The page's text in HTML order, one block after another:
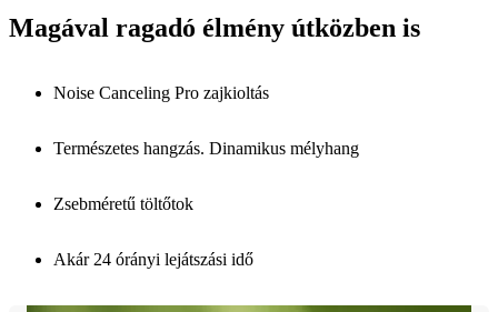
Magával ragadó élmény útközben is
Noise Canceling Pro zajkioltás
Természetes hangzás. Dinamikus mélyhang
Zsebméretű töltőtok
Akár 24 órányi lejátszási idő